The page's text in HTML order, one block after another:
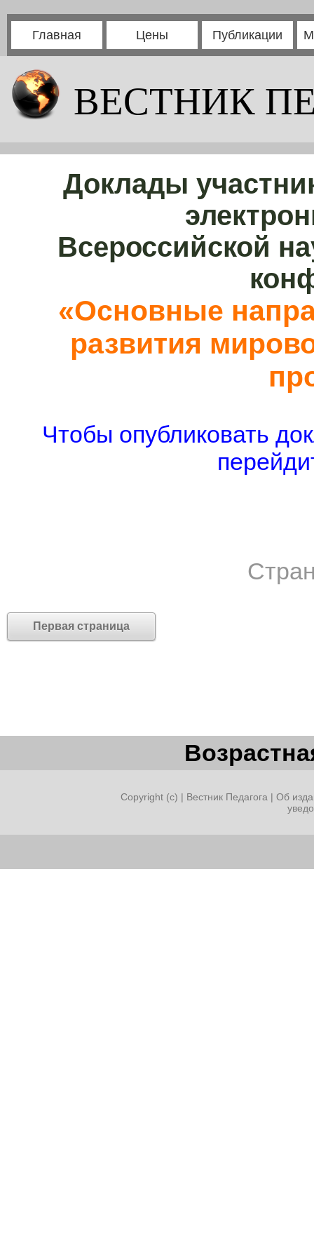
Главная Цены Публикации
ВЕСТНИК
Доклады
Всероссийской
«Основные
развития
Чтобы опубликовать
Первая страница
Copyright (c) | Вестник Педагога | Об